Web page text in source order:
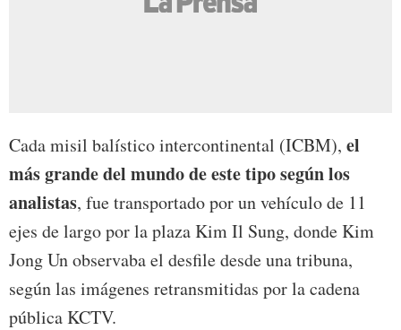
Cada misil balístico intercontinental (ICBM), el
más grande del mundo de este tipo según los
analistas, fue transportado por un vehículo de 11
ejes de largo por la plaza Kim Il Sung, donde Kim
Jong Un observaba el desfile desde una tribuna,
según las imágenes retransmitidas por la cadena
pública KCTV.